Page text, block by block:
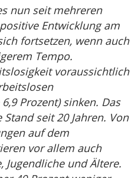
nun seit mehreren
Entwicklung am
fortsetzen, wenn auch
Tempo.
voraussichtlich
Prozent) sinken. Das
seit 20 Jahren. Von
auf dem
vor allem auch
Jugendliche und Ältere.